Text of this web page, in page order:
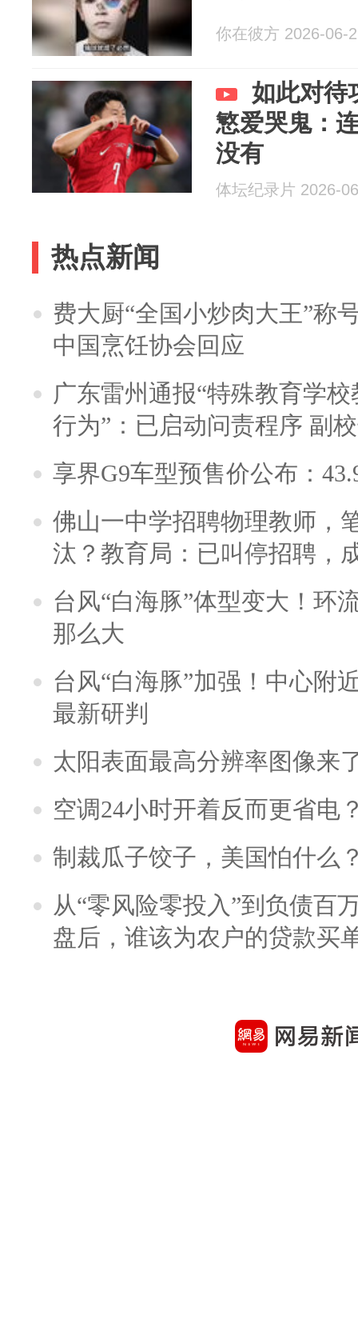
你在彼方 2026-06-
如此对待
慜爱哭鬼：
没有
体坛纪录片 2026-
热点新闻
费大厨“全国小炒肉大王”称
中国烹饪协会回应
广东雷州通报“特殊教育学
行为”：已启动问责程序 副
享界G9车型预售价公布：
佛山一中学招聘物理教师，
汰？教育局：已叫停招聘，
台风“白海豚”体型变大！环
那么大
台风“白海豚”加强！中心附
最新研判
太阳表面最高分辨率图像来
空调24小时开着反而更省电
制裁瓜子饺子，美国怕什么
从“零风险零投入”到负债百
盘后，谁该为农户的贷款买